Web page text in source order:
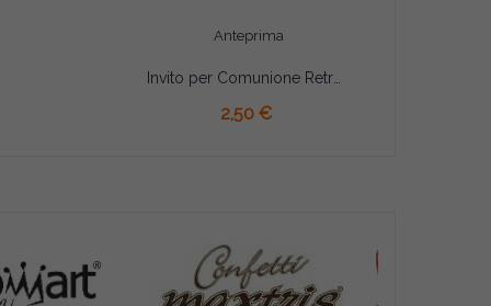
Anteprima
2,50 €